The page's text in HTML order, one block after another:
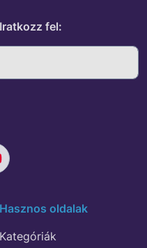
Iratkozz fel:
Hasznos oldalak
Kategóriák